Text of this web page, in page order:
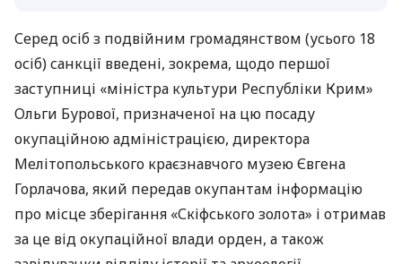
Серед осіб з подвійним громадянством (усього 18
осіб) санкції введені, зокрема, щодо першої
заступниці «міністра культури Республіки Крим»
Ольги Бурової, призначеної на цю посаду
окупаційною адміністрацією, директора
Мелітопольського краєзнавчого музею Євгена
Горлачова, який передав окупантам інформацію
про місце зберігання «Скіфського золота» і отримав
за це від окупаційної влади орден, а також